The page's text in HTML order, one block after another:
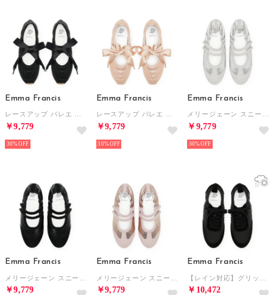
Emma Francis
￥9,779
30%
Emma Francis
￥9,779
30%
Emma Francis
￥9,779
30%
Emma Francis
￥9,779
Emma Francis
￥9,779
Emma Francis
￥10,472